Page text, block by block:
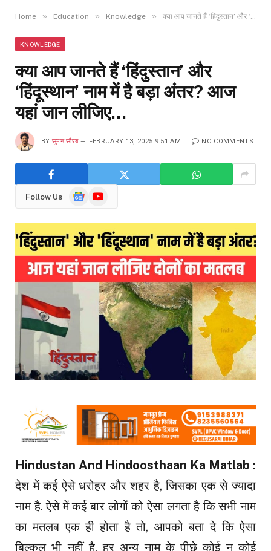
Home » Education » Knowledge » क्या आप जानते हैं ‘हिंदुस्तान’ और ‘हिंदूस्थान’ नाम में है बड़ा अंतर? आज यहां जान लीजिए…
KNOWLEDGE
क्या आप जानते हैं ‘हिंदुस्तान’ और
‘हिंदूस्थान’ नाम में है बड़ा अंतर? आज
यहां जान लीजिए…
BY सुमन सौरब FEBRUARY 13, 2025 9:51 AM NO COMMENTS
Follow Us
GoogleYouTube
Hindustan And Hindoosthaan Ka Matlab :
देश में कई ऐसे धरोहर और शहर है, जिसका एक से ज्यादा
नाम है. ऐसे में कई बार लोगों को ऐसा लगता है कि सभी नाम
का मतलब एक ही होता है तो, आपको बता दे कि ऐसा
बिल्कुल भी नहीं है. हर अन्य नाम के पीछे कोई न कोई